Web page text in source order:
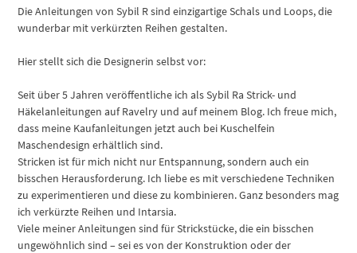
Die Anleitungen von Sybil R sind einzigartige Schals und Loops, die
wunderbar mit verkürzten Reihen gestalten.
Hier stellt sich die Designerin selbst vor:
Seit über 5 Jahren veröffentliche ich als Sybil Ra Strick- und
Häkelanleitungen auf Ravelry und auf meinem Blog. Ich freue mich,
dass meine Kaufanleitungen jetzt auch bei Kuschelfein
Maschendesign erhältlich sind.
Stricken ist für mich nicht nur Entspannung, sondern auch ein
bisschen Herausforderung. Ich liebe es mit verschiedene Techniken
zu experimentieren und diese zu kombinieren. Ganz besonders mag
ich verkürzte Reihen und Intarsia.
Viele meiner Anleitungen sind für Strickstücke, die ein bisschen
ungewöhnlich sind – sei es von der Konstruktion oder der